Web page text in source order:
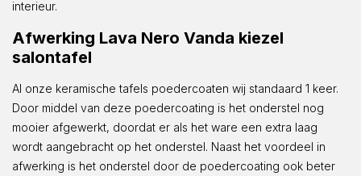
interieur.
Afwerking Lava Nero Vanda kiezel
salontafel
Al onze keramische tafels poedercoaten wij standaard 1 keer.
Door middel van deze poedercoating is het onderstel nog
mooier afgewerkt, doordat er als het ware een extra laag
wordt aangebracht op het onderstel. Naast het voordeel in
afwerking is het onderstel door de poedercoating ook beter